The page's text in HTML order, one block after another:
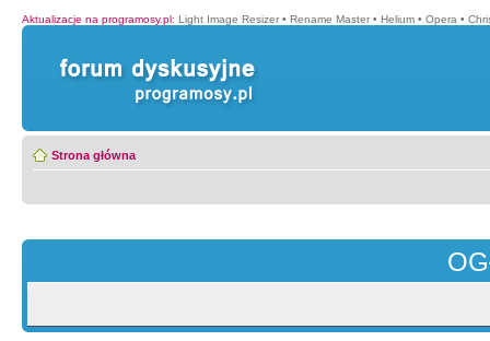
Aktualizacje na programosy.pl: Light Image Resizer • Rename Master • Helium • Opera •
Strona główna